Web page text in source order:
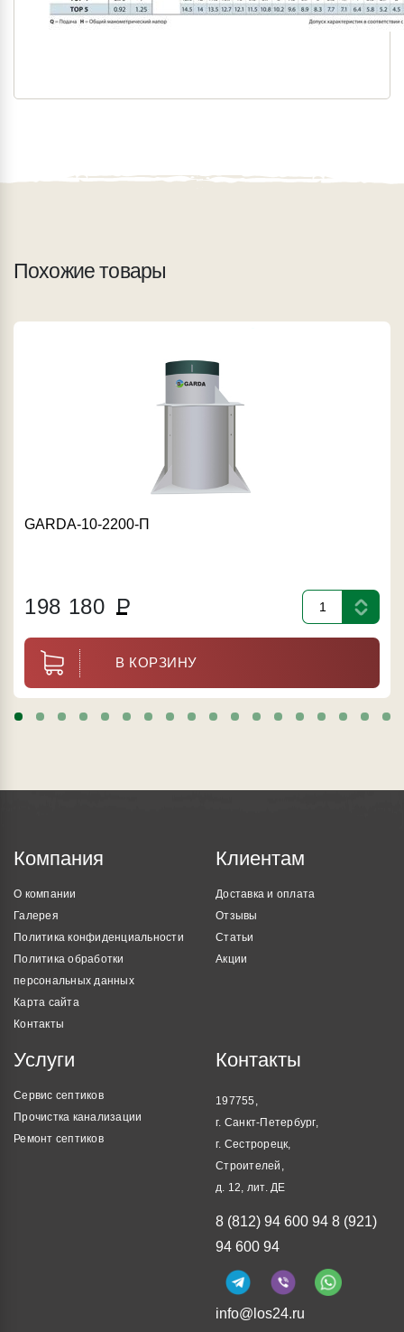
Похожие товары
GARDA-10-2200-П
198 180 Р
В КОРЗИНУ
Компания
О компании
Галерея
Политика конфиденциальности
Политика обработки
персональных данных
Карта сайта
Контакты
Клиентам
Доставка и оплата
Отзывы
Статьи
Акции
Услуги
Сервис септиков
Прочистка канализации
Ремонт септиков
Контакты
197755,
г. Санкт-Петербург,
г. Сестрорецк,
Строителей,
д. 12, лит. ДЕ
8 (812) 94 600 94 8 (921)
94 600 94
info@los24.ru